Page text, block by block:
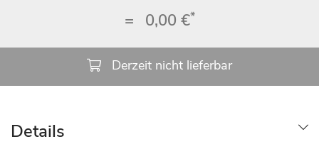
= 0,00 €*
Derzeit nicht lieferbar
Details